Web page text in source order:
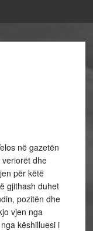
në gazetën
dhe
për këtë
gjithash duhet
pozitën dhe
vjen nga
këshilluesi i